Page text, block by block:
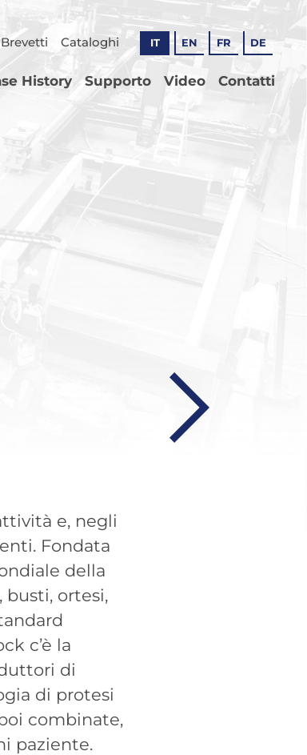
Cataloghi IT EN FR DE
History Supporto Video Contatti
e, negli
Fondata
della
ortesi,
c’è la
di
di protesi
combinate,
paziente.